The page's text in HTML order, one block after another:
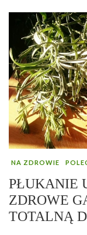
NA ZDROWIE
PŁUKANIE
ZDROWE
TOTALNĄ